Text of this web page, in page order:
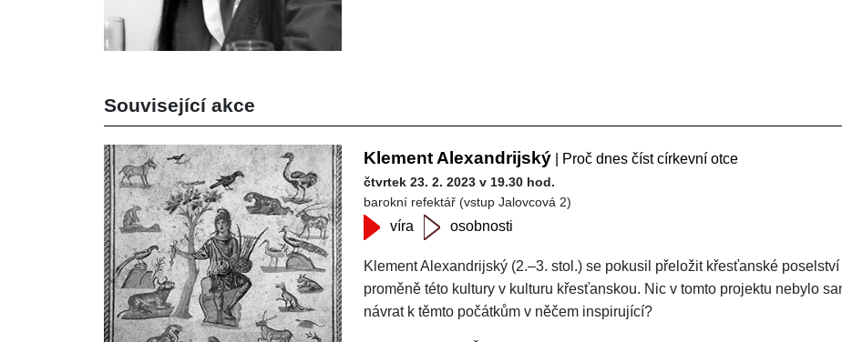
Související akce
Klement Alexandrijský | Proč dnes číst církevní otce
čtvrtek 23. 2. 2023 v 19.30 hod.
barokní refektář (vstup Jalovcová 2)
víra osobnosti
Klement Alexandrijský (2.–3. stol.) se pokusil přeložit křesťanské
proměně této kultury v kulturu křesťanskou. Nic v tomto projektu nebylo
návrat k těmto počátkům v něčem inspirující?